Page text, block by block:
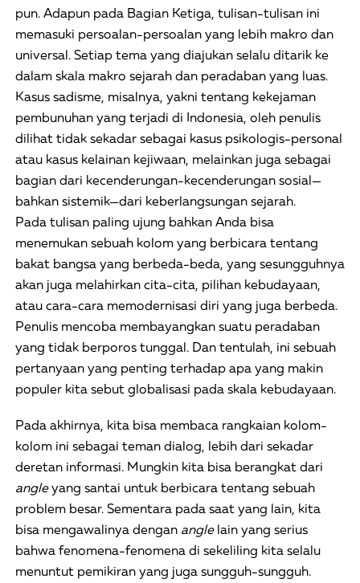
pun. Adapun pada Bagian Ketiga, tulisan-tulisan ini
memasuki persoalan-persoalan yang lebih makro dan
universal. Setiap tema yang diajukan selalu ditarik ke
dalam skala makro sejarah dan peradaban yang luas.
Kasus sadisme, misalnya, yakni tentang kekejaman
pembunuhan yang terjadi di Indonesia, oleh penulis
dilihat tidak sekadar sebagai kasus psikologis-personal
atau kasus kelainan kejiwaan, melainkan juga sebagai
bagian dari kecenderungan-kecenderungan sosial—
bahkan sistemik—dari keberlangsungan sejarah.
Pada tulisan paling ujung bahkan Anda bisa
menemukan sebuah kolom yang berbicara tentang
bakat bangsa yang berbeda-beda, yang sesungguhnya
akan juga melahirkan cita-cita, pilihan kebudayaan,
atau cara-cara memodernisasi diri yang juga berbeda.
Penulis mencoba membayangkan suatu peradaban
yang tidak berporos tunggal. Dan tentulah, ini sebuah
pertanyaan yang penting terhadap apa yang makin
populer kita sebut globalisasi pada skala kebudayaan.
Pada akhirnya, kita bisa membaca rangkaian kolom-
kolom ini sebagai teman dialog, lebih dari sekadar
deretan informasi. Mungkin kita bisa berangkat dari
angleyang santai untuk berbicara tentang sebuah
problem besar. Sementara pada saat yang lain, kita
bisa mengawalinya dengan anglelain yang serius
bahwa fenomena-fenomena di sekeliling kita selalu
menuntut pemikiran yang juga sungguh-sungguh.